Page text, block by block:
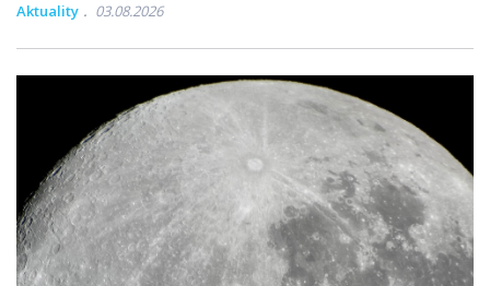
Aktuality 03.08.2026